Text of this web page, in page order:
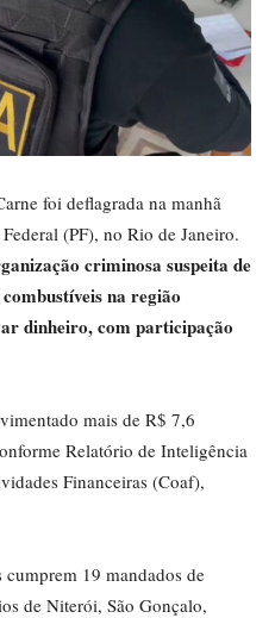
foi deflagrada na manhã
(PF), no Rio de Janeiro.
criminosa suspeita de
na região
dinheiro, com participação
mais de R$ 7,6
Relatório de Inteligência
Financeiras (Coaf),
19 mandados de
de Niterói, São Gonçalo,